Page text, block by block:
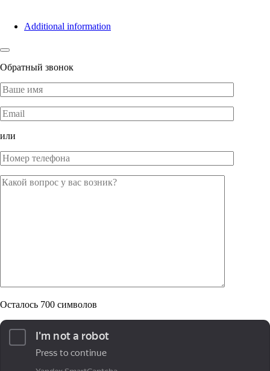
Additional information
Обратный звонок
или
Осталось 700 символов